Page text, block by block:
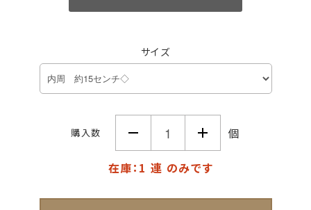
サイズ
購入数 個
在庫：1 連 のみです